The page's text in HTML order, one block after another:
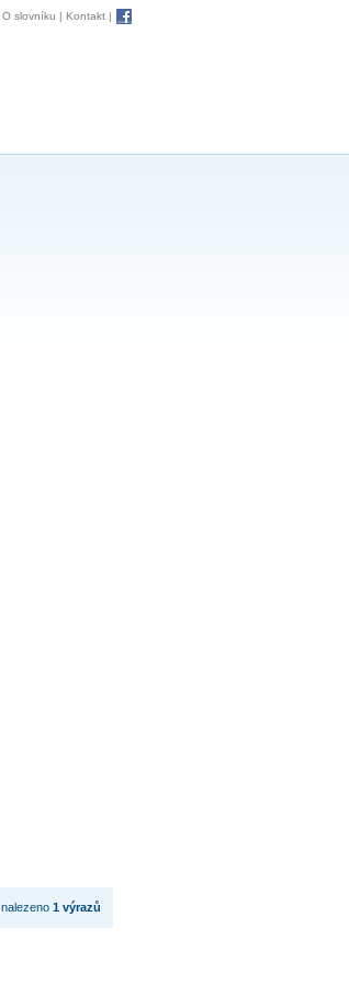
O slovníku | Kontakt |
nalezeno 1 výrazů